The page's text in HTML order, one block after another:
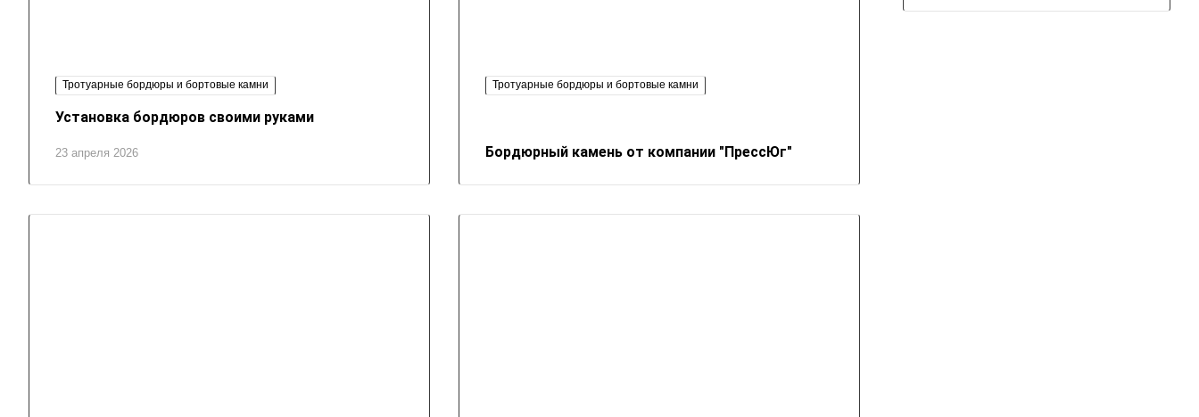
Тротуарные бордюры и бортовые камни
23 апреля 2026
Установка бордюров своими руками
Тротуарные бордюры и бортовые камни
Бордюрный камень от компании "ПрессЮг"